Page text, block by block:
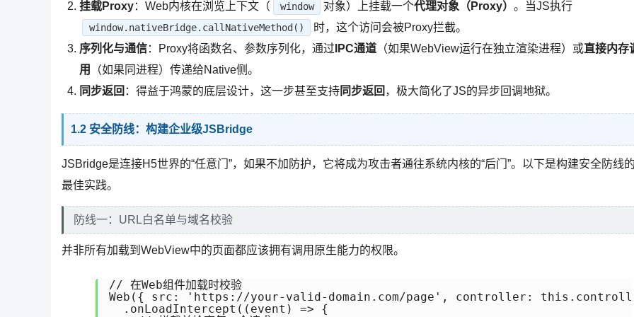
挂载Proxy：Web内核在浏览上下文（ window 对象）上挂载一个代理对象（Proxy）。当JS执行
window.nativeBridge.callNativeMethod()
时，这个访问会被Proxy拦截。
序列化与通信：Proxy将函数名、参数序列化，通过 IPC通道 （如果WebView运行在独立渲染进程）或直接内存
用
（如果同进程）传递给Native侧。
同步返回 ：得益于鸿蒙的底层设计，这一步甚至支持同步返回 ，极大简化了JS的异步回调地狱。
1.2 安全防线：构建企业级JSBridge
JSBridge是连接H5世界的“任意门”，如果不加防护，它将成为攻击者通往系统内核的“后门”。以下是构建安全防线的
最佳实践。
防线一：URL白名单与域名校验
并非所有加载到WebView中的页面都应该拥有调用原生能力的权限。
// 在Web组件加载时校验
Web({ src: 'https://your-valid-domain.com/page', controller:
  .onLoadIntercept((event) => {